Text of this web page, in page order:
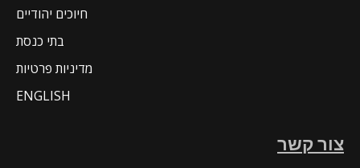
חיוכים יהודיים
בתי כנסת
מדיניות פרטיות
ENGLISH
צור קשר